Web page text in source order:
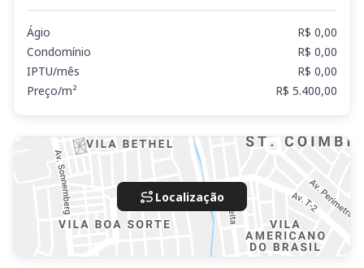
Ágio
R$ 0,00
Condomínio
R$ 0,00
IPTU/mês
R$ 0,00
Preço/m²
R$ 5.400,00
Localização